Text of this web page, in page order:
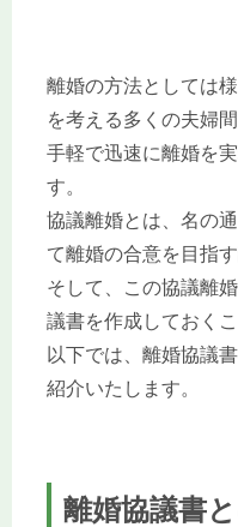
離婚の方法としては
を考える多くの夫婦
手軽で迅速に離婚を
す。
協議離婚とは、名の
て離婚の合意を目指
そして、この協議離
議書を作成しておくこ
以下では、離婚協議
紹介いたします。
離婚協議書